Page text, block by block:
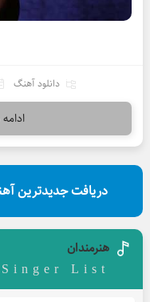
دانلود آهنگ
دریافت جدیدترین
هنرمندان
Singer List